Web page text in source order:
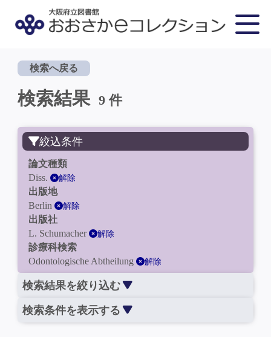
検索へ戻る
検索結果 9 件
絞込条件
論文種類
Diss.
解除
出版地
Berlin
解除
出版社
L. Schumacher
解除
診療科検索
Odontologische Abtheilung
解除
検索結果を絞り込む
検索条件を表示する